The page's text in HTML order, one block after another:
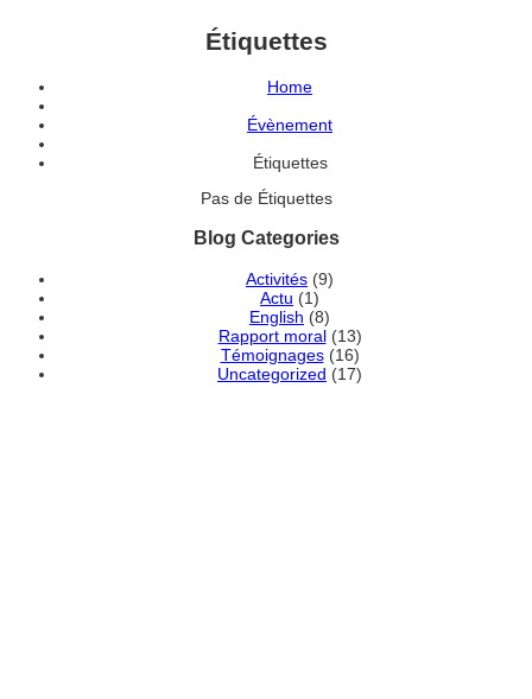
Étiquettes
Home
Évènement
Étiquettes
Pas de Étiquettes
Blog Categories
Activités (9)
Actu (1)
English (8)
Rapport moral(13)
Témoignages(16)
Uncategorized (17)